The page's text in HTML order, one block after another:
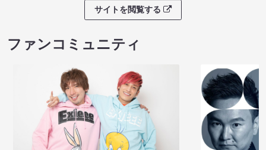
サイトを閲覧する
ファンコミュニティ